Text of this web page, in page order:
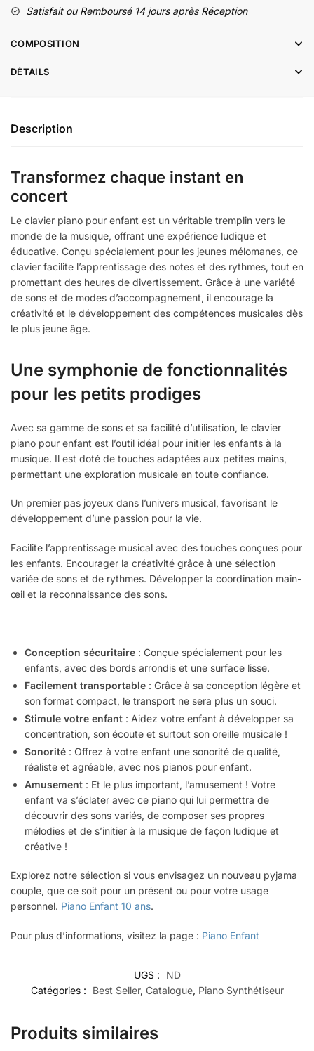
Satisfait ou Remboursé 14 jours après Réception
COMPOSITION
DÉTAILS
Description
Transformez chaque instant en
concert
Le clavier piano pour enfant est un véritable tremplin vers le
monde de la musique, offrant une expérience ludique et
éducative. Conçu spécialement pour les jeunes mélomanes, ce
clavier facilite l’apprentissage des notes et des rythmes, tout en
promettant des heures de divertissement. Grâce à une variété
de sons et de modes d’accompagnement, il encourage la
créativité et le développement des compétences musicales dès
le plus jeune âge.
Une symphonie de fonctionnalités
pour les petits prodiges
Avec sa gamme de sons et sa facilité d’utilisation, le clavier
piano pour enfant est l’outil idéal pour initier les enfants à la
musique. Il est doté de touches adaptées aux petites mains,
permettant une exploration musicale en toute confiance.
Un premier pas joyeux dans l’univers musical, favorisant le
développement d’une passion pour la vie.
Facilite l’apprentissage musical avec des touches conçues pour
les enfants. Encourager la créativité grâce à une sélection
variée de sons et de rythmes. Développer la coordination main-
œil et la reconnaissance des sons.
Conception sécuritaire : Conçue spécialement pour les
enfants, avec des bords arrondis et une surface lisse.
Facilement transportable : Grâce à sa conception légère et
son format compact, le transport ne sera plus un souci.
Stimule votre enfant : Aidez votre enfant à développer sa
concentration, son écoute et surtout son oreille musicale !
Sonorité : Offrez à votre enfant une sonorité de qualité,
réaliste et agréable, avec nos pianos pour enfant.
Amusement : Et le plus important, l’amusement ! Votre
enfant va s’éclater avec ce piano qui lui permettra de
découvrir des sons variés, de composer ses propres
mélodies et de s’initier à la musique de façon ludique et
créative !
Explorez notre sélection si vous envisagez un nouveau pyjama
couple, que ce soit pour un présent ou pour votre usage
personnel. Piano Enfant 10 ans.
Pour plus d’informations, visitez la page : Piano Enfant
UGS :
ND
Catégories :
Best Seller, Catalogue, Piano Synthétiseur
Produits similaires